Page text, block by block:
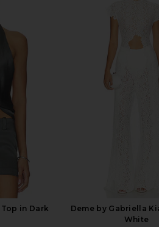
Lace
Previous price:
I.AM.GIA Simone
Top in Dark
Deme by Gabriella
White